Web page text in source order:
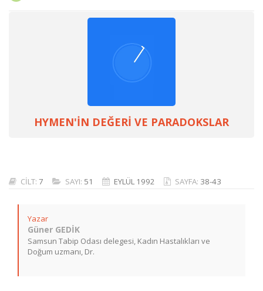
HYMEN'İN DEĞERİ VE PARADOKSLAR
CİLT: 7 SAYI: 51 EYLÜL 1992 SAYFA: 38-43
Yazar
Güner GEDİK
Samsun Tabip Odası delegesi, Kadın Hastalıkları ve
Doğum uzmanı, Dr.